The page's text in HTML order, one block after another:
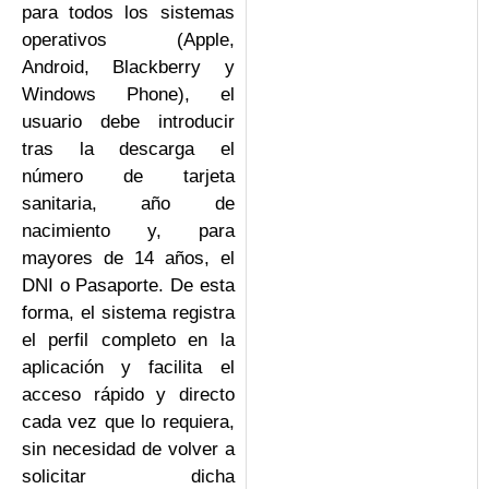
para todos los sistemas
operativos (Apple,
Android, Blackberry y
Windows Phone), el
usuario debe introducir
tras la descarga el
número de tarjeta
sanitaria, año de
nacimiento y, para
mayores de 14 años, el
DNI o Pasaporte. De esta
forma, el sistema registra
el perfil completo en la
aplicación y facilita el
acceso rápido y directo
cada vez que lo requiera,
sin necesidad de volver a
solicitar dicha